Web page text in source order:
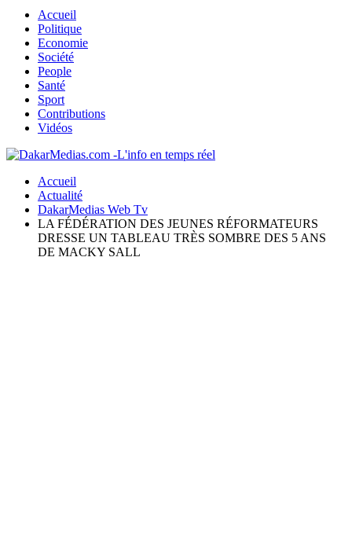
Accueil
Politique
Economie
Société
People
Santé
Sport
Contributions
Vidéos
Accueil
Actualité
DakarMedias Web Tv
LA FÉDÉRATION DES JEUNES RÉFORMATEURS
DRESSE UN TABLEAU TRÈS SOMBRE DES 5 ANS
DE MACKY SALL